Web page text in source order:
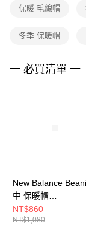
權轉讓予恩沛科技股
３．未成年的使用者
４．使用「AFTEE先
保暖 毛線帽
冬季 保暖帽
一 必買清單 一
New Balance
中 保暖帽
LAH00543BK-F
NT$860
NT$1,080